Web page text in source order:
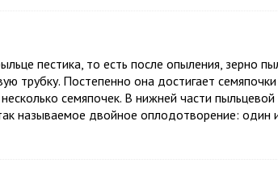
пестика, то есть после опыления, зерно
трубку. Постепенно она достигает семяпочки
семяпочек. В нижней части пыльцевой
называемое двойное оплодотворение: один